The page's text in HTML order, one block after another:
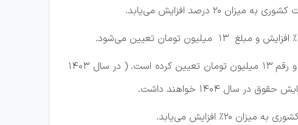
نکته : اگرچه قانونگذار حقوق و مزایای مستمر شاغلان را 20% افزایش داده ، لیکن حداقل مبلغ مندرج را 30% افزایش و رقم 13 میلیون تومان تعیین کرده است. ( در سال 1403